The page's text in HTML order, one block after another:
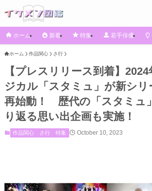
ホーム 新着 特集 若手俳優
ホーム 作品関心 さ行
【プレスリリース到着】
ジカル「スタミュ」が新シリ
再始動！ 歴代の「スタミュ
り返る思い出企画も実施！
作品関心 さ行 特集 October 10, 2023